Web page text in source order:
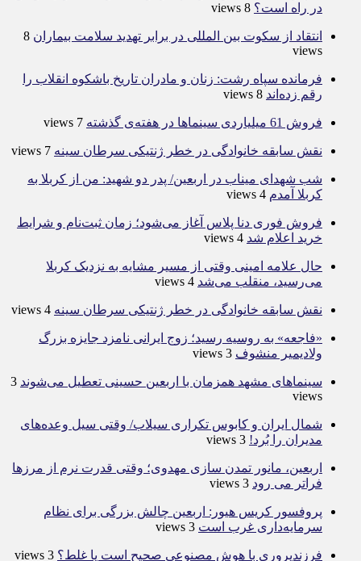
در راه است؟ 8 views
انتقاد از سکوت بین المللی در برابر تهدید سلامت بیماران 8
views
فرمانده سپاه رشت: زنان و مادران تاریخ باشکوه انقلاب را
رقم زده‌اند 8 views
فروش 61 میلیاردی سینماها در هفته‌ی گذشته 7 views
نقش سابقه خانوادگی در خطر ژنتیکی سرطان سینه 7 views
شب شهدای میناب در اربعین/ پدر دو شهید: من از کربلا به
کربلا آمدم 4 views
فروش فوری دنا پلاس آغاز می‌شود؛ زمان ثبت‌نام و شرایط
خرید اعلام شد 4 views
حال علامه امینی وقتی از مسیر مشایه به نزدیک کربلا
می‌رسید، منقلب می‌شد 4 views
نقش سابقه خانوادگی در خطر ژنتیکی سرطان سینه 4 views
«فاجعه» به روسیه رسید؛ زوج ایرانی نامزد جایزه بزرگ
ولادیمیر منشوف 3 views
سینماهای مشهد همزمان با اربعین حسینی تعطیل می‌شوند 3
views
شمال ایران و کابوس تکراری سیلاب/ وقتی سیل وعده‌های
مدیران را بُرد! 3 views
اربعین، مانور تمدن سازی مهدوی؛ وقتی قدرت نرم از مرزها
فراتر می رود 3 views
پروفسور کریس هیور: اربعین چالش بزرگی برای نظام
سرمایه‌داری غرب است 3 views
فرزندپروری با هوش مصنوعی صحیح است یا غلط؟ 3 views